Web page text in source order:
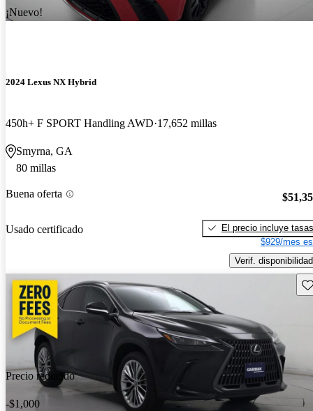
¡Nuevo!
2024 Lexus NX Hybrid
450h+ F SPORT Handling AWD 17,652 millas
Smyrna, GA
80 millas
Buena oferta
Usado certificado
El precio incluye tasas
$929/mes
Verif. disponibilidad
Precio reducido
-$1,000